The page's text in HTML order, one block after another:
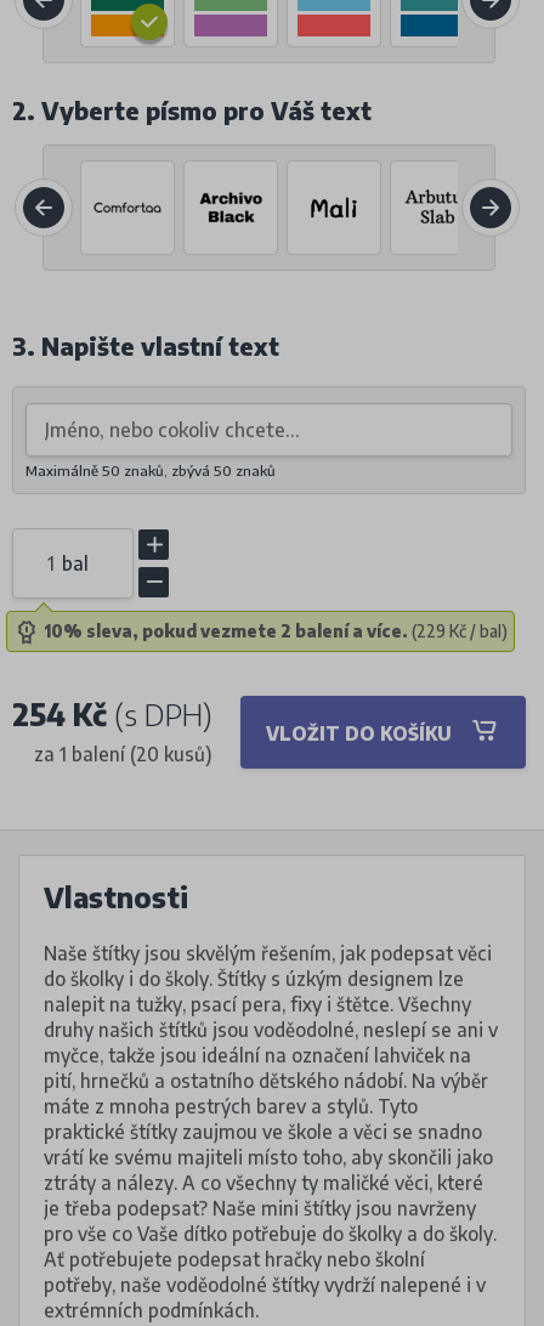
2. Vyberte písmo pro Váš text
3. Napište vlastní text
Maximálně 50 znaků, zbývá 50 znaků
bal
10% sleva, pokud vezmete 2 balení a více. (229 Kč / bal)
254 Kč (s DPH)
za 1 balení (20 kusů)
VLOŽIT DO KOŠÍKU
Vlastnosti
Naše štítky jsou skvělým řešením, jak podepsat věci
do školky i do školy. Štítky s úzkým designem lze
nalepit na tužky, psací pera, fixy i štětce. Všechny
druhy našich štítků jsou voděodolné, neslepí se ani v
myčce, takže jsou ideální na označení lahviček na
pití, hrnečků a ostatního dětského nádobí. Na výběr
máte z mnoha pestrých barev a stylů. Tyto
praktické štítky zaujmou ve škole a věci se snadno
vrátí ke svému majiteli místo toho, aby skončili jako
ztráty a nálezy. A co všechny ty maličké věci, které
je třeba podepsat? Naše mini štítky jsou navrženy
pro vše co Vaše dítko potřebuje do školky a do školy.
Ať potřebujete podepsat hračky nebo školní
potřeby, naše voděodolné štítky vydrží nalepené i v
extrémních podmínkách.